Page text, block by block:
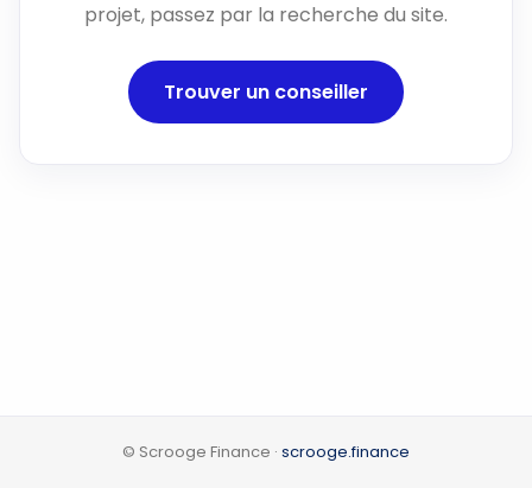
projet, passez par la recherche du site.
Trouver un conseiller
© Scrooge Finance · scrooge.finance